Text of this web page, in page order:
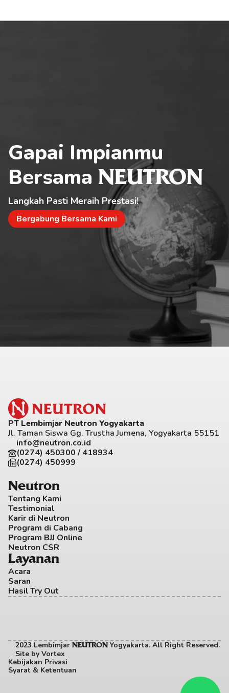
Gapai Impianmu
Bersama NEUTRON
Langkah Pasti Meraih Prestasi!
Bergabung Bersama Kami
PT Lembimjar Neutron Yogyakarta
Jl. Taman Siswa Gg. Trustha Jumena, Yogyakarta 55151
info@neutron.co.id
(0274) 450300 / 418934
(0274) 450999
Neutron
Tentang Kami
Testimonial
Karir di Neutron
Program di Cabang
Program BJJ Online
Neutron CSR
Layanan
Acara
Saran
Hasil Try Out
2023 Lembimjar NEUTRON Yogyakarta. All Right Reserved.
Site by Vortex
Kebijakan Privasi
Syarat & Ketentuan